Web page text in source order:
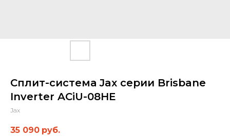
Сплит-система Jax серии Brisbane
Inverter ACiU-08HE
Jax
35 090 руб.